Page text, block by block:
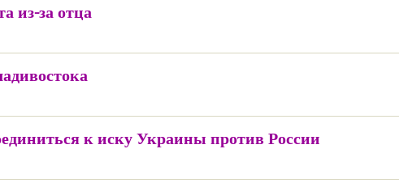
из-за отца
к иску Украины против России